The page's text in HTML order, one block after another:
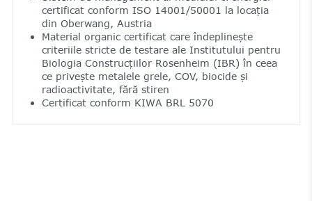
certificat conform ISO 14001/50001 la locația
din Oberwang, Austria
Material organic certificat care îndeplinește
criteriile stricte de testare ale Institutului pentru
Biologia Construcțiilor Rosenheim (IBR) în ceea
ce privește metalele grele, COV, biocide și
radioactivitate, fără stiren
Certificat conform KIWA BRL 5070